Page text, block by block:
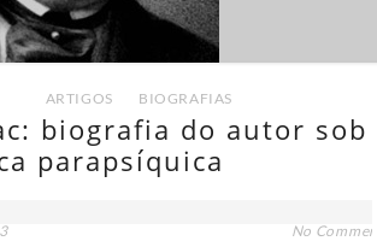
ARTIGOS BIOGRAFIAS
biografia do autor sob
parapsíquica
No